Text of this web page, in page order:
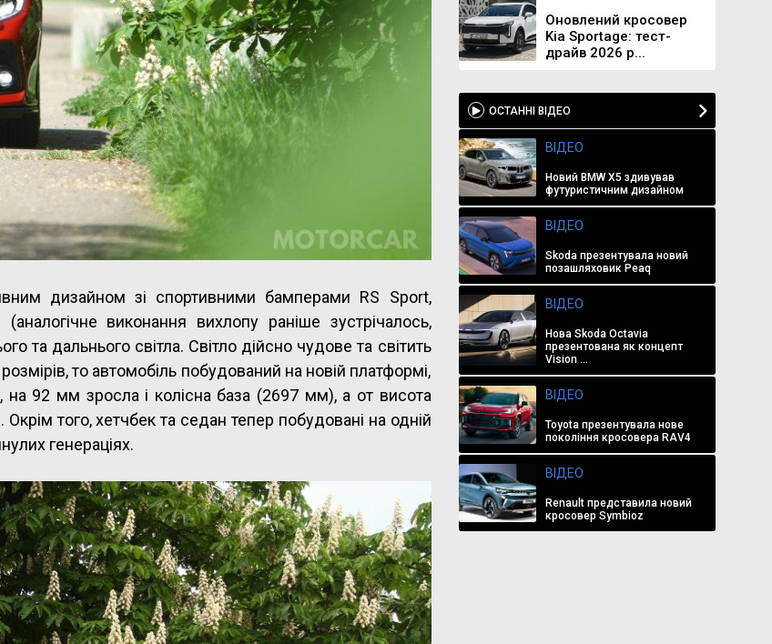
дизайном зі спортивними бамперами RS Sport,
виконання вихлопу раніше зустрічалось,
та дальнього світла. Світло дійсно чудове та світить
то автомобіль побудований на новій платформі,
92 мм зросла і колісна база (2697 мм), а от висота
того, хетчбек та седан тепер побудовані на одній
генераціях.
Оновлений кросовер
Kia Sportage: тест-
драйв 2026 р...
ОСТАННІ ВІДЕО
ВІДЕО
Новий BMW X5 здивував
футуристичним дизайном
ВІДЕО
Skoda презентувала новий
позашляховик Peaq
ВІДЕО
Нова Skoda Octavia
презентована як концепт
Vision ...
ВІДЕО
Toyota презентувала нове
покоління кросовера RAV4
ВІДЕО
Renault представила новий
кросовер Symbioz